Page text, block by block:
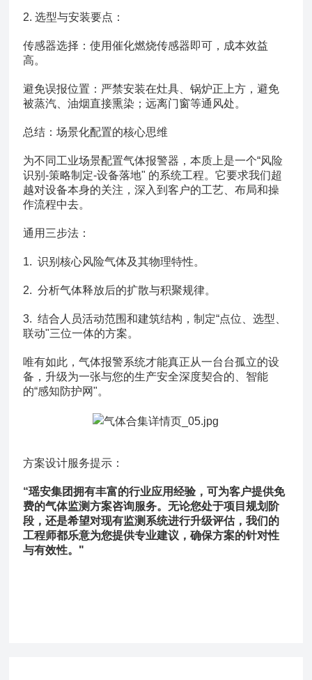
2. 选型与安装要点：
传感器选择：使用催化燃烧传感器即可，成本效益
高。
避免误报位置：严禁安装在灶具、锅炉正上方，避免
被蒸汽、油烟直接熏染；远离门窗等通风处。
总结：场景化配置的核心思维
为不同工业场景配置气体报警器，本质上是一个“风险
识别-策略制定-设备落地" 的系统工程。它要求我们超
越对设备本身的关注，深入到客户的工艺、布局和操
作流程中去。
通用三步法：
1. 识别核心风险气体及其物理特性。
2. 分析气体释放后的扩散与积聚规律。
3. 结合人员活动范围和建筑结构，制定“点位、选型、
联动"三位一体的方案。
唯有如此，气体报警系统才能真正从一台台孤立的设
备，升级为一张与您的生产安全深度契合的、智能
的“感知防护网"。
方案设计服务提示：
“瑶安集团拥有丰富的行业应用经验，可为客户提供免
费的气体监测方案咨询服务。无论您处于项目规划阶
段，还是希望对现有监测系统进行升级评估，我们的
工程师都乐意为您提供专业建议，确保方案的针对性
与有效性。"